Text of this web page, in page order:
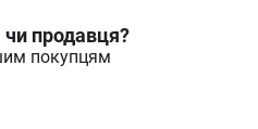
продавця?
покупцям